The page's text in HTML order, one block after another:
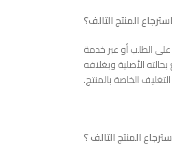
المنتج التالف؟
الطلب أو عبر خدمة
المسترجع بحالته الأصلية وبغلافه
الخاصة بالمنتج.
المنتج التالف ؟